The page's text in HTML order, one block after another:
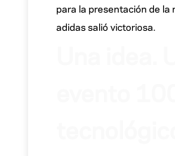
para la presentación de la
adidas salió victoriosa.